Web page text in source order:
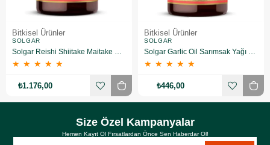
Bitkisel Ürünler
SOLGAR
Solgar Reishi Shiitake Maitake Mushroom Extract 50 Kapsül
★ ★ ★ ★ ★
₺1.176,00
Bitkisel Ürünler
SOLGAR
Solgar Garlic Oil Sarımsak Yağı 100 Kapsül
★ ★ ★ ★ ★
₺446,00
Size Özel Kampanyalar
Hemen Kayıt Ol Fırsatlardan Önce Sen Haberdar Ol!